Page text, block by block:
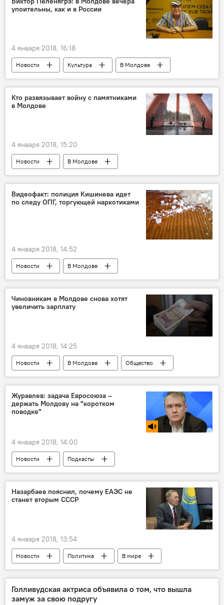
упоительны, как и в России
4 января 2018, 16:18
Новости Культура
В Молдове
Россия
Республика Молдова
Виктор Пеленягрэ
литература
поэзия
Кто развязывает войну с памятниками
в Молдове
4 января 2018, 15:20
Новости
В Молдове
Республика Молдова
Леушены
Николай Гуцул
пресс-конференция
общество
памятники
Видеофакт: полиция Кишинева идет
по следу ОПГ, торгующей наркотиками
4 января 2018, 14:52
Новости
В Молдове
Происшествия
Кишинев
полиция
задержание
наркотики
Чиновникам в Молдове снова хотят
увеличить зарплату
4 января 2018, 14:25
Новости В Молдове Общество
Журавлев: задача Евросоюза –
держать Молдову на "коротком
поводке"
4 января 2018, 14:00
Новости
Подкасты
Сказано в эфире
Кишинев
Брюссель
Республика Молдова
Болгария
Западные Балканы
коррупция
евроинтеграция
перспективы
Запад
власть
бедность
геополитика
проевропейская коалиция
Молдова - ЕС
Назарбаев пояснил, почему ЕАЭС не
станет вторым СССР
4 января 2018, 13:54
Новости Политика
В мире
Нурсултан Назарбаев
интеграция
Евразийский экономический союз
Молдова и ЕАЭС
Голливудская актриса объявила о том, что вышла
замуж за свою подругу